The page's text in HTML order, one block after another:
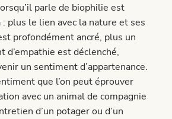
parle de biophilie est
: plus le lien avec la nature et ses
profondément ancré, plus un
d’empathie est déclenché,
un sentiment d’appartenance.
que l’on peut éprouver
avec un animal de compagnie
d’un potager ou d’un